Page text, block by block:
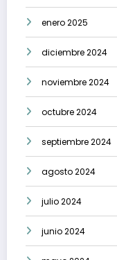
enero 2025
diciembre 2024
noviembre 2024
octubre 2024
septiembre 2024
agosto 2024
julio 2024
junio 2024